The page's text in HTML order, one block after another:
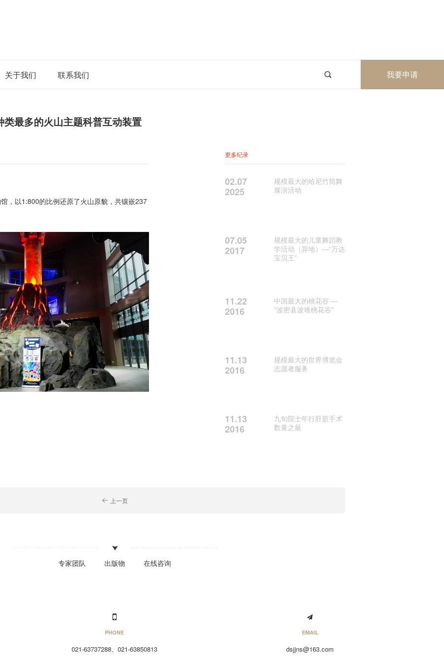
关于我们 联系我们 我要申请
类最多的火山主题科普互动装置
，以1:800的比例还原了火山原貌，共镶嵌237
更多纪录
02.07
2025
规模最大的哈尼竹筒舞
展演活动
07.05
2017
规模最大的儿童舞蹈教
学活动（异地）—“万达
宝贝王”
11.22
2016
中国最大的桃花谷 —
"波密县波堆桃花谷"
11.13
2016
规模最大的世界博览会
志愿者服务
11.13
2016
九旬院士年行肝脏手术
数量之最
上一页
专家团队 出版物 在线咨询
PHONE
021-63737288、021-63850813
EMAIL
dsjjns@163.com